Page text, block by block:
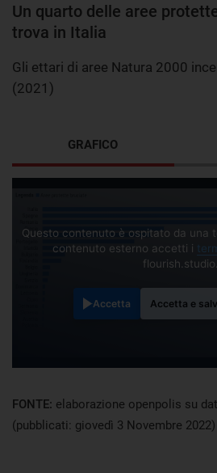
Un quarto delle aree
trova in Italia
Gli ettari di aree Natura 2000
(2021)
GRAFICO
Questo contenuto è ospitato da una
contenuto esterno accetti i
flourish.studio.
Accetta Accetta e
FONTE: elaborazione openpolis su
(pubblicati: giovedì 3 Novembre 2022)